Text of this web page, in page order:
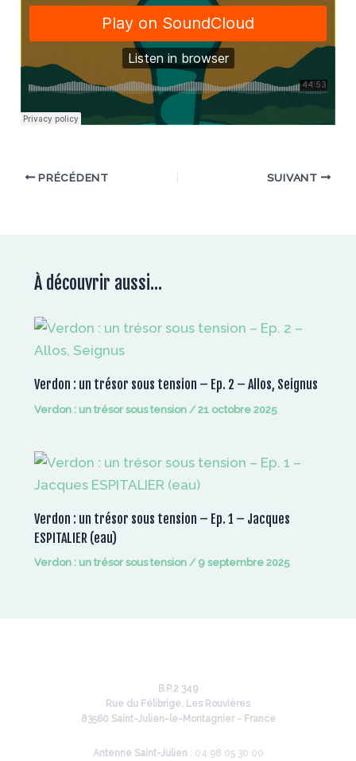
PRÉCÉDENT SUIVANT
À découvrir aussi...
Verdon : un trésor sous tension – Ep. 2 – Allos, Seignus
Verdon : un trésor sous tension/21 octobre 2025
Verdon : un trésor sous tension – Ep. 1 – Jacques
ESPITALIER (eau)
Verdon : un trésor sous tension/ 9 septembre 2025
B.P.2 349
Rue du Félibrige, Les Rouvières
83560 Saint-Julien-le-Montagnier - France
Antenne Saint-Julien : 04 98 05 30 00